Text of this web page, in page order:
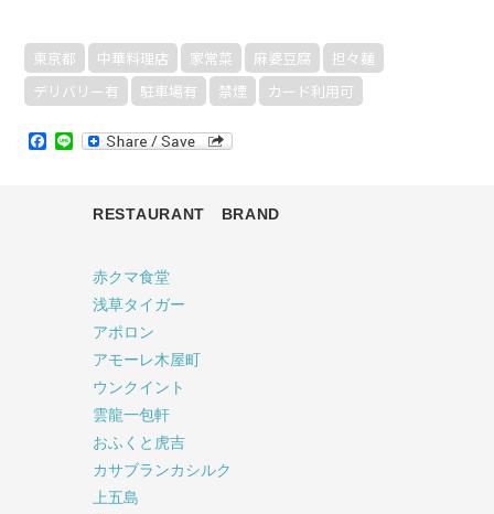
東京都 中華料理店 家常菜 麻婆豆腐
担々麺
デリバリー有
駐車場有 禁煙 カード利用可
Facebook
Line
RESTAURANT BRAND
赤クマ食堂
浅草タイガー
アポロン
アモーレ木屋町
ウンクイント
雲龍一包軒
おふくと虎吉
カサブランカシルク
上五島